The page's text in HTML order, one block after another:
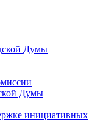
Думы
Думы
инициативных